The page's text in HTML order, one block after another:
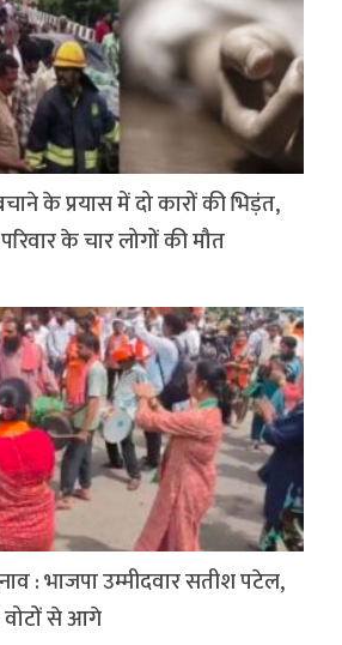
के प्रयास में दो कारों की भिड़ंत,
के चार लोगों की मौत
: भाजपा उम्मीदवार सतीश पटेल,
वोटों से आगे